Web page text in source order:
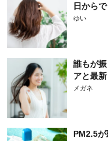
日から
ゆい
誰もが
アと最
メガネ
PM2.5